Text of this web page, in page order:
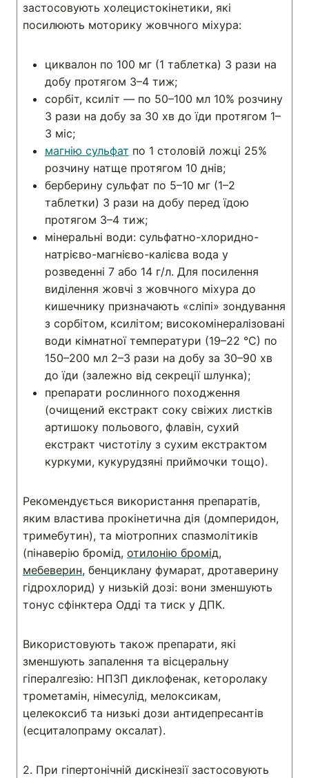
застосовують холецистокінетики, які
посилюють моторику жовчного міхура:
циквалон по 100 мг (1 таблетка) 3 рази на
добу протягом 3–4 тиж;
сорбіт, ксиліт — по 50–100 мл 10% розчину
3 рази на добу за 30 хв до їди протягом 1–
3 міс;
магнію сульфат по 1 столовій ложці 25%
розчину натще протягом 10 днів;
берберину сульфат по 5–10 мг (1–2
таблетки) 3 рази на добу перед їдою
протягом 3–4 тиж;
мінеральні води: сульфатно-хлоридно-
натрієво-магнієво-калієва вода у
розведенні 7 або 14 г/л. Для посилення
виділення жовчі з жовчного міхура до
кишечнику призначають «сліпі» зондування
з сорбітом, ксилітом; високомінералізовані
води кімнатної температури (19–22 °С) по
150–200 мл 2–3 рази на добу за 30–90 хв
до їди (залежно від секреції шлунка);
препарати рослинного походження
(очищений екстракт соку свіжих листків
артишоку пoльового, флавін, сухий
екстракт чистотілу з сухим екстрактом
куркуми, кукурудзяні приймочки тощо).
Рекомендується використання препаратів,
яким властива прокінетична дія (домперидон,
тримебутин), та міотропних спазмолітиків
(пінаверію бромід, отилонію бромід,
мебеверин, бенциклану фумарат, дротаверину
гідрохлорид) у низькій дозі: вони зменшують
тонус сфінктера Одді та тиск у ДПК.
Використовують також препарати, які
зменшують запалення та вісцеральну
гіпералгезію: НПЗП диклофенак, кеторолаку
трометамін, німесулід, мелоксикам,
целекоксиб та низькі дози антидепресантів
(есциталопраму оксалат).
2. При гіпертонічній дискінезії застосовують